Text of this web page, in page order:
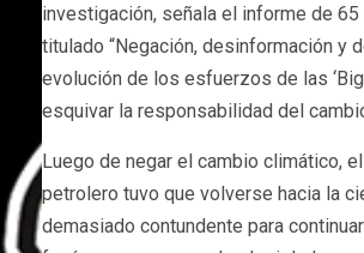
investigación, señala el informe de 65
titulado “Negación, desinformación y
evolución de los esfuerzos de las ‘Big
esquivar la responsabilidad del
Luego de negar el cambio climático,
petrolero tuvo que volverse hacia la
demasiado contundente para